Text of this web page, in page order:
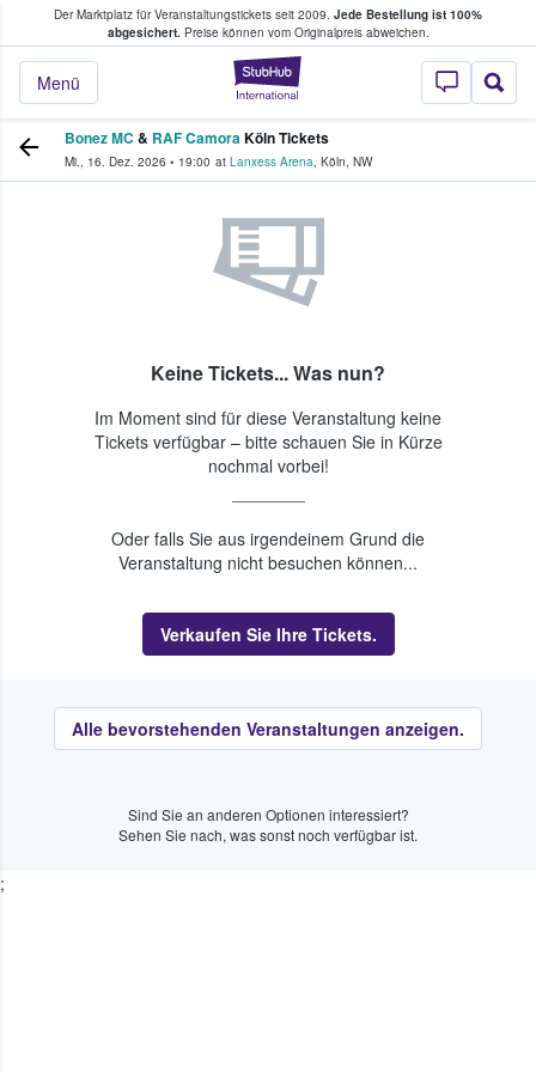
Der Marktplatz für Veranstaltungstickets seit 2009. Jede Bestellung ist 100%
abgesichert.Preise können vom Originalpreis abweichen.
StubHub - Wo
Menü
Tickets kaufen & verkaufen
Bonez MC & RAF CamoraKöln Tickets
Mi., 16. Dez. 2026 • 19:00 at Lanxess Arena, Köln, NW
Keine Tickets... Was nun?
Im Moment sind für diese Veranstaltung keine
Tickets verfügbar – bitte schauen Sie in Kürze
nochmal vorbei!
Oder falls Sie aus irgendeinem Grund die
Veranstaltung nicht besuchen können...
Verkaufen Sie Ihre Tickets.
Alle bevorstehenden Veranstaltungen anzeigen.
Sind Sie an anderen Optionen interessiert?
Sehen Sie nach, was sonst noch verfügbar ist.
;